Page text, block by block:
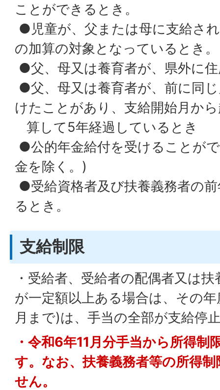
ことができるとき。
●児童が、父または母に支給さ
の加算の対象となっているとき。
●父、母又は養育者が、県外に
●父、母又は養育者が、前に同
けたことがあり、支給開始月か
算して5年経過しているとき
●公的年金給付を受けることが
金を除く。)
●受給資格者及び扶養義務者の
るとき。
支給制限
・受給者、受給者の配偶者又は
が一定額以上ある場合は、その
月まで)は、手当の全部が支給停
・令和6年11月分手当から所得制
す。なお、扶養義務者等の所得
せん。